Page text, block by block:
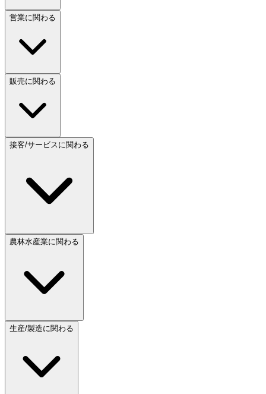
営業に関わる
販売に関わる
接客/サービスに関わる
農林水産業に関わる
生産/製造に関わる